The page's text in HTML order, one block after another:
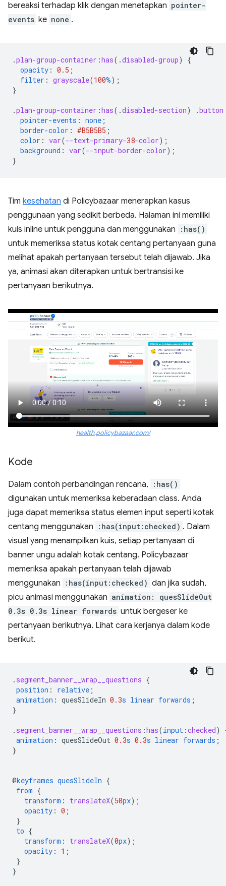
bereaksi terhadap klik dengan menetapkan pointer-
events ke none .
.plan-group-container :has( .disabled-group)
{
opacity : 0.5 ;
filter : grayscale(100%);
}
.plan-group-container :has( .disabled-section) .button
pointer-events : none ;
border-color : #B5B5B5 ;
color : var(--text-primary-38-color);
background : var(--input-border-color);
}
Tim kesehatan di Policybazaar menerapkan kasus
penggunaan yang sedikit berbeda. Halaman ini memiliki
kuis inline untuk pengguna dan menggunakan
:has()
untuk memeriksa status kotak centang pertanyaan guna
melihat apakah pertanyaan tersebut telah dijawab. Jika
ya, animasi akan diterapkan untuk bertransisi ke
pertanyaan berikutnya.
health.policybazaar.com/
Kode
Dalam contoh perbandingan rencana, :has()
digunakan untuk memeriksa keberadaan class. Anda
juga dapat memeriksa status elemen input seperti kotak
centang menggunakan
:has(input:checked) . Dalam
visual yang menampilkan kuis, setiap pertanyaan di
banner ungu adalah kotak centang. Policybazaar
memeriksa apakah pertanyaan telah dijawab
menggunakan
:has(input:checked) dan jika sudah,
picu animasi menggunakan animation: quesSlideOut
0.3s 0.3s linear forwards untuk bergeser ke
pertanyaan berikutnya. Lihat cara kerjanya dalam kode
berikut.
. segment_banner__wrap__questions {
position : relative ;
animation : quesSlideIn 0.3s linear forwards ;
}
. segment_banner__wrap__questions :has(input :checked)
animation : quesSlideOut 0.3s 0.3s linear forwards ;
}
@keyframes quesSlideIn {
from {
transform : translateX(50px);
opacity : 0 ;
}
to {
transform : translateX(0px);
opacity : 1 ;
}
}